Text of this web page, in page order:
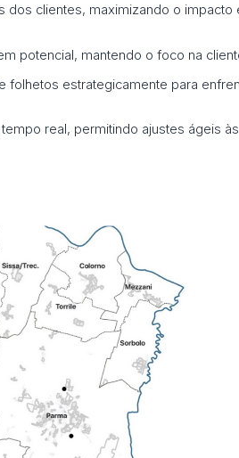
clientes, maximizando o impacto
potencial, mantendo o foco na
folhetos estrategicamente para
real, permitindo ajustes ágeis